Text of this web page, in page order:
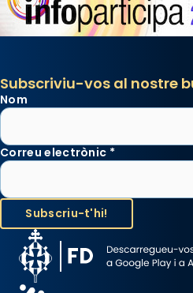
Subscriviu-vos al nostre
Nom
Correu electrònic *